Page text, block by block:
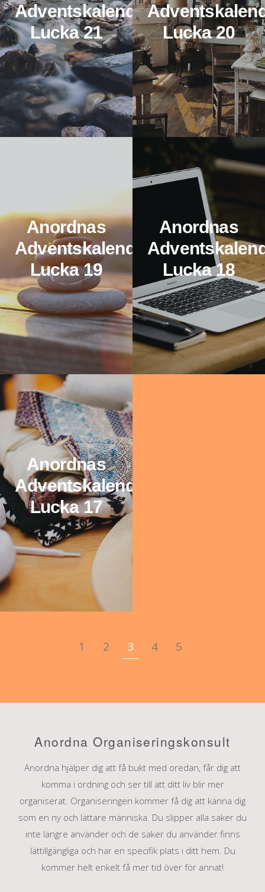
Adventskalender:
Lucka 21
Lucka 20
Anordnas
Adventskalender:
Lucka 19
Anordnas
Lucka 18
Anordnas
Adventskalender:
Lucka 17
1 2 3 4 5
Anordna Organiseringskonsult
Anordna hjälper dig att få bukt med oredan, får dig att
komma i ordning och ser till att ditt liv blir mer
organiserat. Organiseringen kommer få dig att känna dig
som en ny och lättare människa. Du slipper alla saker du
inte längre använder och de saker du använder finns
lättillgängliga och har en specifik plats i ditt hem. Du
kommer helt enkelt få mer tid över för annat!